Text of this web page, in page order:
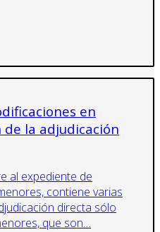
en
la adjudicación
al expediente de
contiene varias
directa sólo
que son…